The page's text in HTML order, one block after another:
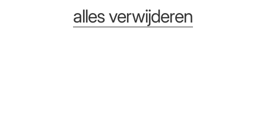
alles verwijderen